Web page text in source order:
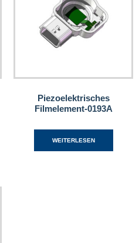
Piezoelektrisches
Filmelement-0193A
WEITERLESEN